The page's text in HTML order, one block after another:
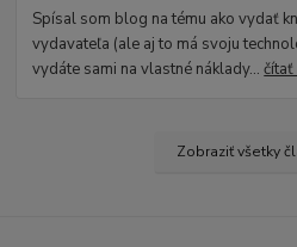
Spísal som blog na tému ako vydať
vydavateľa (ale aj to má svoju
vydáte sami na vlastné náklady...čítať
Zobraziť všetky